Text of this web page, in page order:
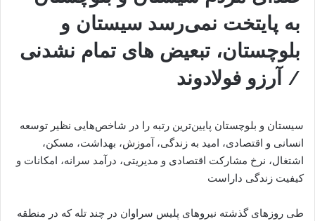
به پایتخت نمی‌رسد سیستان و
بلوچستان، تبعیض های تمام نشدنی
/ آرزو فولادوند
سیستان و بلوچستان پایین‌ترین رتبه را در شاخص‌هایی نظیر توسعه
انسانی و اقتصادی، امید به زندگی، آموزش، بهداشت، مسکن،
اشتغال، نرخ مشارکت اقتصادی و مدیریتی، درآمد سرانه، امکانات و
کیفیت زندگی داراست
طی روزهای گذشته نیروهای پلیس سراوان در چند تله که در منطقه